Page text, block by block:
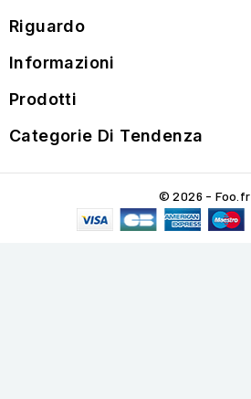
Riguardo
Informazioni
Prodotti
Categorie Di Tendenza
© 2026 - Foo.fr